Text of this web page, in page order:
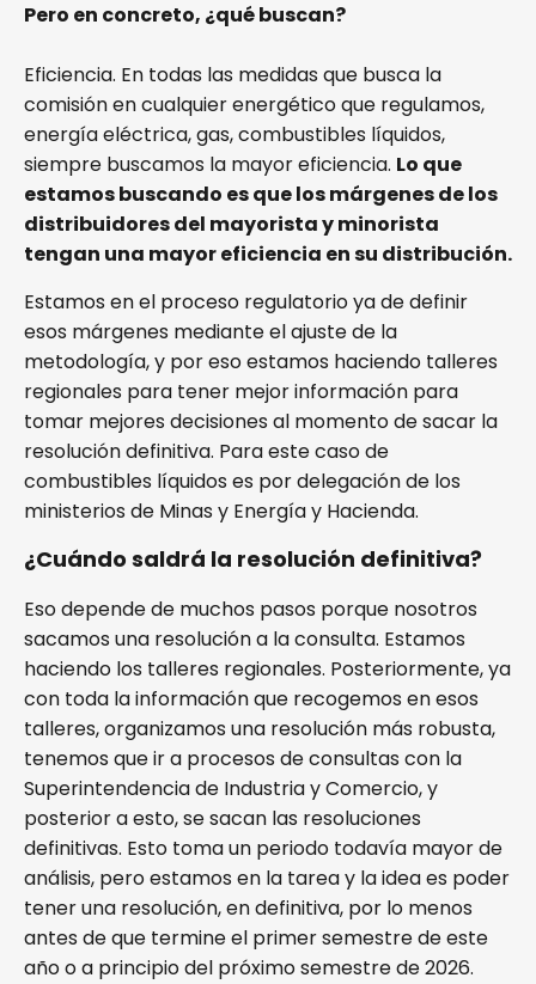
Pero en concreto, ¿qué buscan?
Eficiencia. En todas las medidas que busca la
comisión en cualquier energético que regulamos,
energía eléctrica, gas, combustibles líquidos,
siempre buscamos la mayor eficiencia. Lo que
estamos buscando es que los márgenes de los
distribuidores del mayorista y minorista
tengan una mayor eficiencia en su distribución.
Estamos en el proceso regulatorio ya de definir
esos márgenes mediante el ajuste de la
metodología, y por eso estamos haciendo talleres
regionales para tener mejor información para
tomar mejores decisiones al momento de sacar la
resolución definitiva. Para este caso de
combustibles líquidos es por delegación de los
ministerios de Minas y Energía y Hacienda.
¿Cuándo saldrá la resolución definitiva?
Eso depende de muchos pasos porque nosotros
sacamos una resolución a la consulta. Estamos
haciendo los talleres regionales. Posteriormente, ya
con toda la información que recogemos en esos
talleres, organizamos una resolución más robusta,
tenemos que ir a procesos de consultas con la
Superintendencia de Industria y Comercio, y
posterior a esto, se sacan las resoluciones
definitivas. Esto toma un periodo todavía mayor de
análisis, pero estamos en la tarea y la idea es poder
tener una resolución, en definitiva, por lo menos
antes de que termine el primer semestre de este
año o a principio del próximo semestre de 2026.